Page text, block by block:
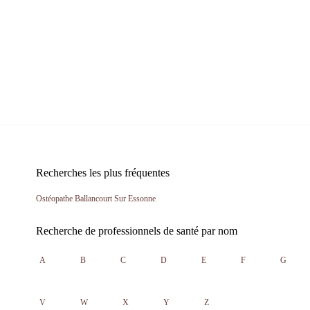
Recherches les plus fréquentes
Ostéopathe Ballancourt Sur Essonne
Recherche de professionnels de santé par nom
A B C D E F G
V W X Y Z